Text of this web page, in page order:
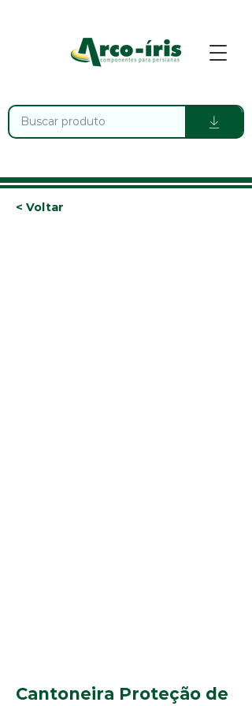
< Voltar
Cantoneira Proteção de